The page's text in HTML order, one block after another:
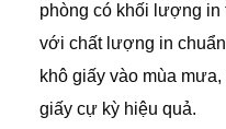
phòng có khối lượng in
với chất lượng in
khô giấy vào mùa
giấy cự kỳ hiệu quả.